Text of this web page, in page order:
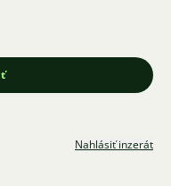
Nahlásiť inzerát